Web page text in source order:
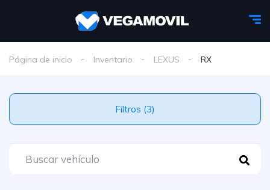
Página de inicio Inventario LEXUS RX
Filtros (3)